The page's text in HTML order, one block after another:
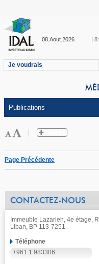
08.Aout.2026 |
Je voudrais
Page Précédente
CONTACTEZ-NOUS
Immeuble Lazarieh, 4e étage,
Liban, BP 113-7251
Téléphone
+961 1 983306